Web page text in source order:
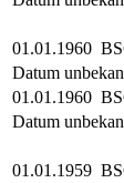
01.01.1960
Datum
01.01.1960
Datum
01.01.1959